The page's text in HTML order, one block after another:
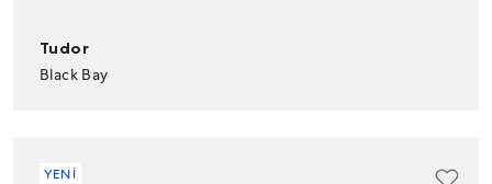
Tudor
Black Bay
YENİ